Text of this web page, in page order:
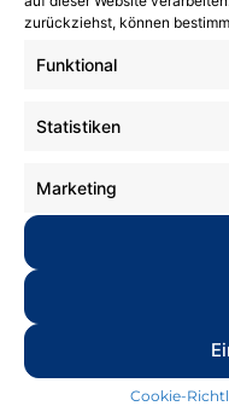
zurückziehst, können
Funktional
Statistiken
Marketing
Cookie-
Am